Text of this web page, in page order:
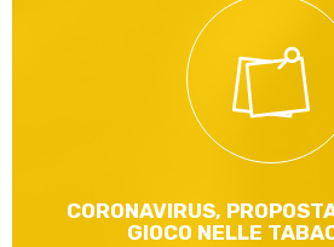
CORONAVIRUS,
GIOCO NELLE
I sindaci possono
Leggi di più